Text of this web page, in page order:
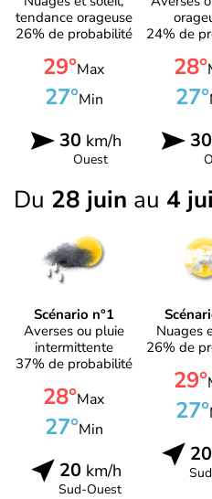
tendance orageuse
26% de probabilité
29°Max
27°Min
30km/h
Ouest
24% de
28°
27°
30
Du 28 juin au 4
Scénario n°1
Averses ou pluie
intermittente
37% de probabilité
28°Max
27°Min
20km/h
Sud-Ouest
Nuages
26% de
29°
27°
20